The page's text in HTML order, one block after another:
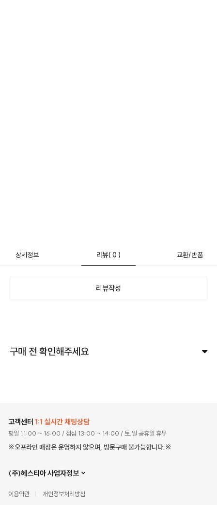
상세정보 리뷰( 0 ) 교환/반품
리뷰작성
구매 전 확인해주세요
고객센터 1:1 실시간 채팅상담
평일 11:00 ~ 16:00 / 점심 13:00 ~ 14:00 / 토,일 공휴일 휴무
※오프라인 매장은 운영하지 않으며, 방문구매 불가능합니다.※
(주)헤스티아 사업자정보
이용약관 개인정보처리방침